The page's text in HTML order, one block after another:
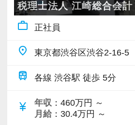
業績を伸ばしています。外国
を生かした業務に就きたい、
は、その得意分野を最大限に
さらに、コミュニケーション
れぞれのスキルや希望などに
税理士法人 江崎総合会計
work_outline 正社員
place 東京都渋谷区渋谷2-16-5
train 各線 渋谷駅 徒歩 5分
currency_yen 年収 ：460万円 ～
月給 ：30.4万円 ～